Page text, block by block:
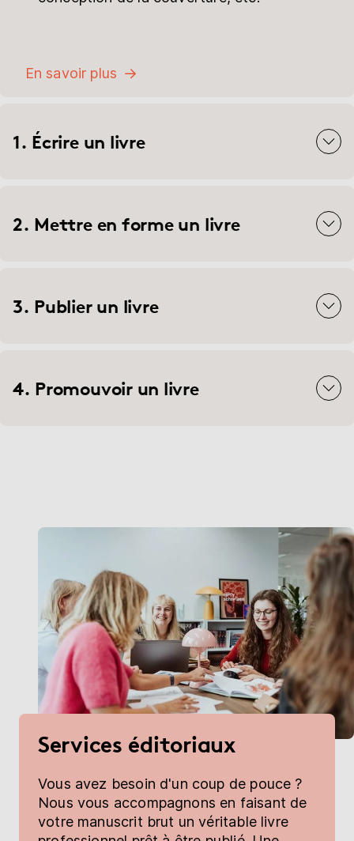
En savoir plus
1. Écrire un livre
2. Mettre en forme un livre
3. Publier un livre
4. Promouvoir un livre
Services éditoriaux
Vous avez besoin d'un coup de pouce ?
Nous vous accompagnons en faisant de
votre manuscrit brut un véritable livre